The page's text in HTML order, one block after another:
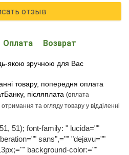
отзыв
Оплата Возврат
якою зручною для Вас
товару, попередня оплата
післяплата (оплата
та огляду товару у відділенні
51); font-family: " lucida=""
sans",="" "dejavu=""
background-color:=""